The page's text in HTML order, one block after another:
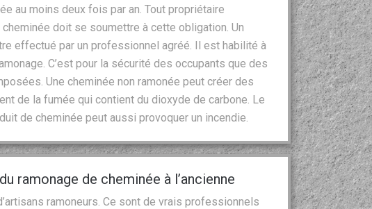
au moins deux fois par an. Tout propriétaire
cheminée doit se soumettre à cette obligation. Un
effectué par un professionnel agréé. Il est habilité à
C’est pour la sécurité des occupants que des
Une cheminée non ramonée peut créer des
de la fumée qui contient du dioxyde de carbone. Le
de cheminée peut aussi provoquer un incendie.
ramonage de cheminée à l’ancienne
ramoneurs. Ce sont de vrais professionnels